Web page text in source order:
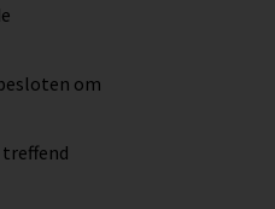
om